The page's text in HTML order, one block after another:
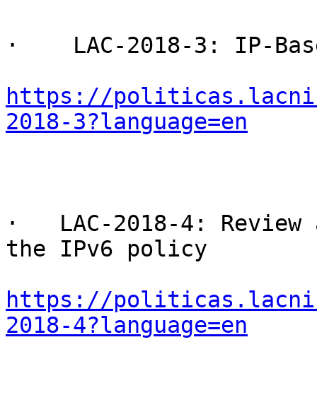
·    LAC-2018-3: IP-
https://
2018-3?language=en
·   LAC-2018-4:
the IPv6 policy
https://
2018-4?language=en